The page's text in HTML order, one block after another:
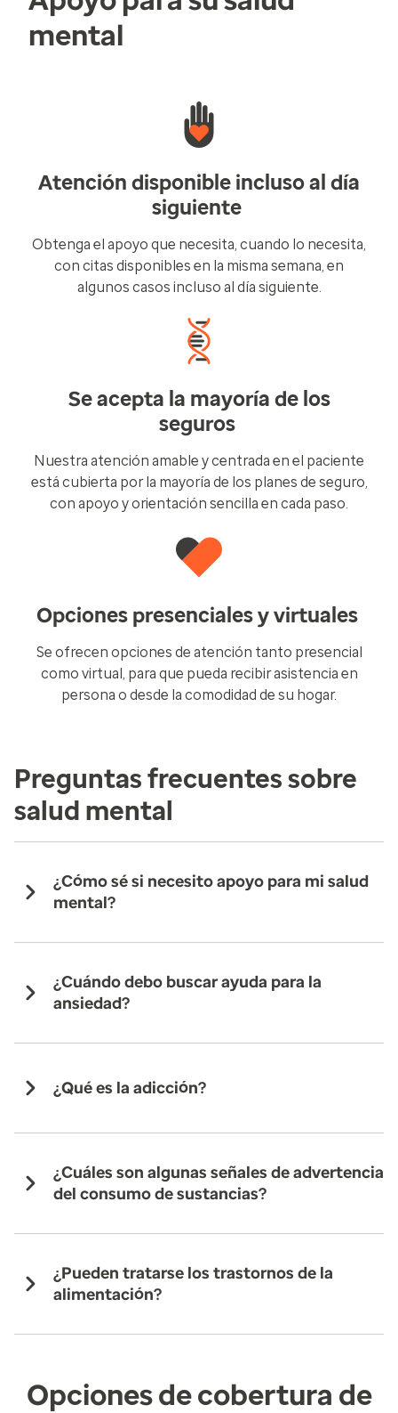
mental
Atención disponible incluso al día
siguiente
Obtenga el apoyo que necesita, cuando lo necesita,
con citas disponibles en la misma semana, en
algunos casos incluso al día siguiente.
Se acepta la mayoría de los
seguros
Nuestra atención amable y centrada en el paciente
está cubierta por la mayoría de los planes de seguro,
con apoyo y orientación sencilla en cada paso.
Opciones presenciales y virtuales
Se ofrecen opciones de atención tanto presencial
como virtual, para que pueda recibir asistencia en
persona o desde la comodidad de su hogar.
Preguntas frecuentes sobre
salud mental
¿Cómo sé si necesito apoyo para mi salud
mental?
¿Cuándo debo buscar ayuda para la
ansiedad?
¿Qué es la adicción?
¿Cuáles son algunas señales de advertencia
del consumo de sustancias?
¿Pueden tratarse los trastornos de la
alimentación?
Opciones de cobertura de